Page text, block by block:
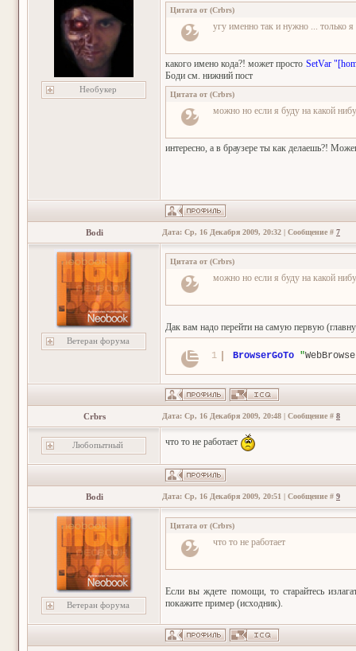
Необукер
Цитата от (Crbrs)
угу именно так и нужно ... только
какого имено кода?! может просто SetVar
Боди см. нижний пост
Цитата от (Crbrs)
можно но если я буду на какой
интересно, а в браузере ты как делаешь?!
Bodi Дата: Ср, 16 Декабря 2009, 20:32 | Сообщение # 7
Ветеран форума
Цитата от (Crbrs)
можно но если я буду на какой
Дак вам надо перейти на самую первую
1 BrowserGoTo "
Crbrs Дата: Ср, 16 Декабря 2009, 20:48 | Сообщение # 8
Любопытный что то не работает
Bodi Дата: Ср, 16 Декабря 2009, 20:51 | Сообщение # 9
Ветеран форума
Цитата от (Crbrs)
что то не работает
Если вы ждете помощи, то старайтесь
покажите пример (исходник).